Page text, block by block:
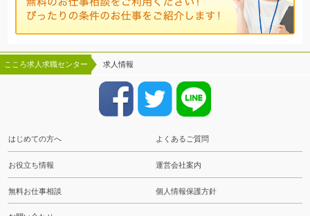
こころ求人求職センター 求人情報
はじめての方へ よくあるご質問
お役立ち情報 運営会社案内
無料お仕事相談 個人情報保護方針